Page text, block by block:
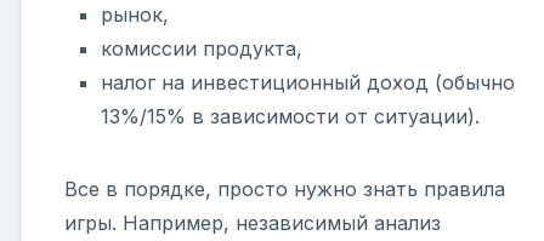
рынок,
комиссии продукта,
налог на инвестиционный доход (обычно
13%/15% в зависимости от ситуации).
Все в порядке, просто нужно знать правила
игры. Например, независимый анализ